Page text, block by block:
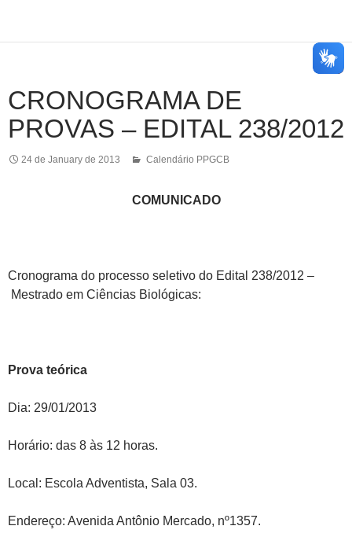
CRONOGRAMA DE
PROVAS – EDITAL 238/2012
24 de January de 2013 Calendário PPGCB
COMUNICADO
Cronograma do processo seletivo do Edital 238/2012 –
Mestrado em Ciências Biológicas:
Prova teórica
Dia: 29/01/2013
Horário: das 8 às 12 horas.
Local: Escola Adventista, Sala 03.
Endereço: Avenida Antônio Mercado, nº1357.